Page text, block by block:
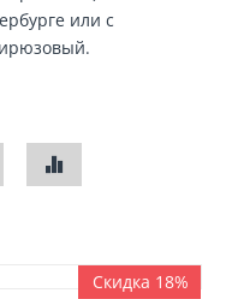
или с
Скидка 18%